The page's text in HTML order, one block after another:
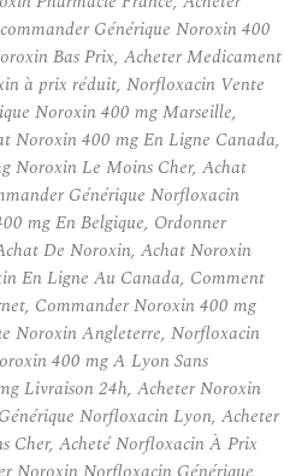
Générique Noroxin 400
Bas Prix, Acheter Medicament
à prix réduit, Norfloxacin Vente
Noroxin 400 mg Marseille,
Noroxin 400 mg En Ligne Canada,
Noroxin Le Moins Cher, Achat
Générique Norfloxacin
mg En Belgique, Ordonner
De Noroxin, Achat Noroxin
En Ligne Au Canada, Comment
Commander Noroxin 400 mg
Noroxin Angleterre, Norfloxacin
400 mg A Lyon Sans
Livraison 24h, Acheter Noroxin
Norfloxacin Lyon, Acheter
Cher, Acheté Norfloxacin À Prix